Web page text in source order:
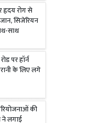
हृदय रोग से
सिजेरियन
साथ
पर हॉर्न
के लिए लगे
की
ने लगाई